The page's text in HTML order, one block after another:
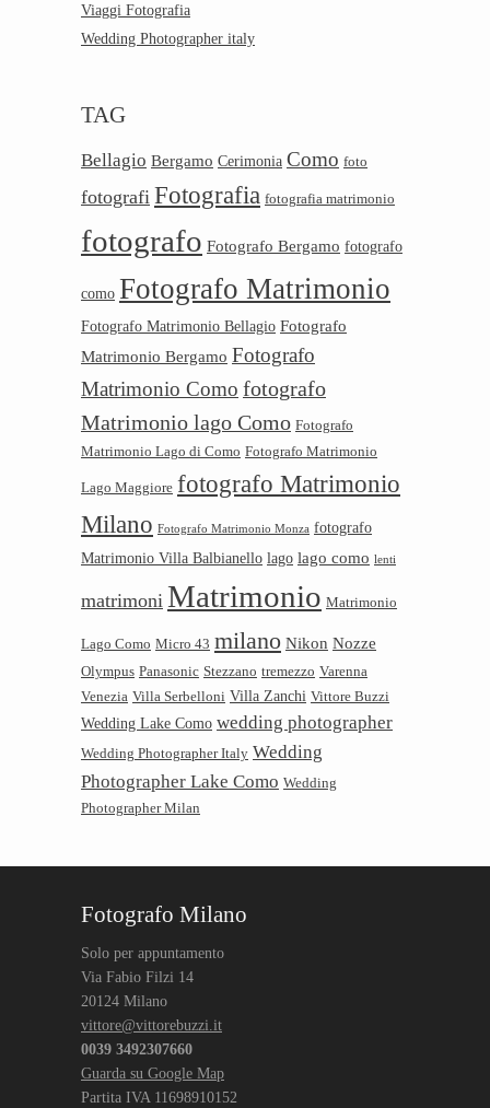
Viaggi Fotografia
Wedding Photographer italy
TAG
Bellagio Bergamo Cerimonia Como foto
fotografi Fotografia fotografia matrimonio
fotografo Fotografo Bergamo fotografo
como Fotografo Matrimonio
Fotografo Matrimonio Bellagio Fotografo
Matrimonio Bergamo Fotografo
Matrimonio Como fotografo
Matrimonio lago Como Fotografo
Matrimonio Lago di Como Fotografo Matrimonio
Lago Maggiore fotografo Matrimonio
Milano Fotografo Matrimonio Monza fotografo
Matrimonio Villa Balbianello lago lago como lenti
matrimoni Matrimonio Matrimonio
Lago Como Micro 43 milano Nikon Nozze
Olympus Panasonic Stezzano tremezzo Varenna
Venezia Villa Serbelloni Villa Zanchi Vittore Buzzi
Wedding Lake Como wedding photographer
Wedding Photographer Italy Wedding
Photographer Lake Como Wedding
Photographer Milan
Fotografo Milano
Solo per appuntamento
Via Fabio Filzi 14
20124 Milano
vittore@vittorebuzzi.it
0039 3492307660
Guarda su Google Map
Partita IVA 11698910152